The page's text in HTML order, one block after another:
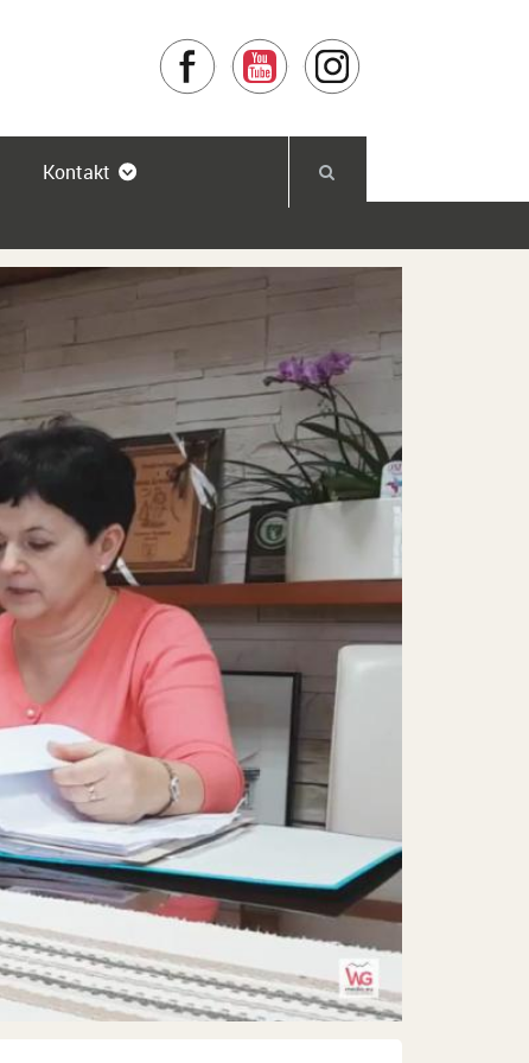
Facebook YouTube
Kontakt